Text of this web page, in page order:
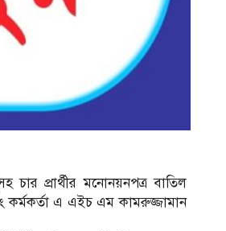
চার প্রার্থীর মনোনয়নপত্র বাতিল
কর্মকর্তা এ এইচ এম কামরুজ্জামান